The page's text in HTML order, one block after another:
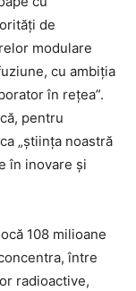
de
modulare
cu ambiția
în rețea”.
pentru
„știința noastră
în inovare și
108 milioane
între
radioactive,